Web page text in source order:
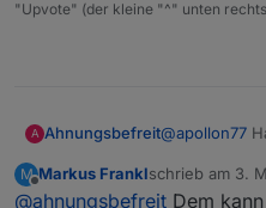
"Upvote" (der kleine "^" unten
A Ahnungsbefreit@apollon77
lief von
Erstellen von
Super Arbeit,
M
Offline
Markus Franklschrieb am 3.
zuletzt editiert
@ahnungsbefreit Dem